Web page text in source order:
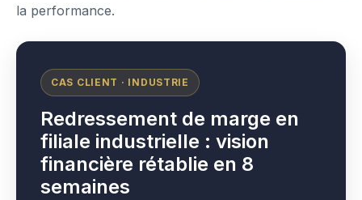
la performance.
CAS CLIENT · INDUSTRIE
Redressement de marge en
filiale industrielle : vision
financière rétablie en 8
semaines